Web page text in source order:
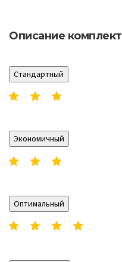
Описание
Стандартный
Экономичный
Оптимальный